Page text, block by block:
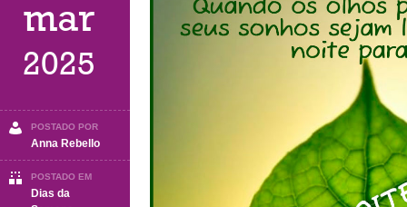
mar
2025
POSTADO POR
Anna Rebello
POSTADO EM
Dias da